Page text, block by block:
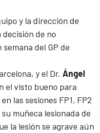
y la dirección de
de no
del GP de
y el Dr. Ángel
el visto bueno para
las sesiones FP1, FP2
muñeca lesionada de
la lesión se agrave aún